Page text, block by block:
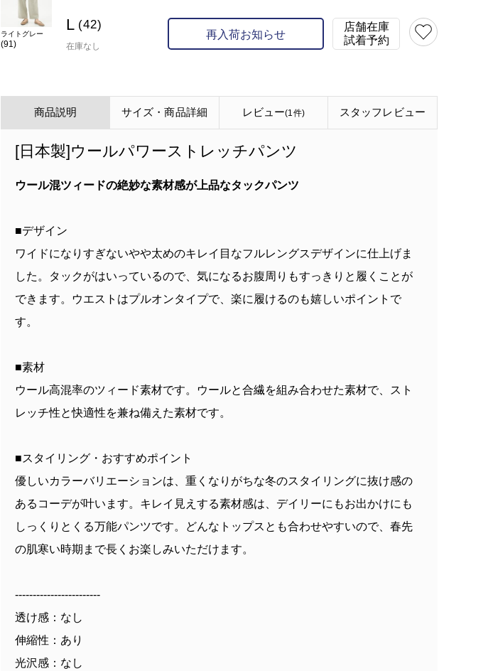
ライトグレー
(91)
L (42)
在庫なし
再入荷お知らせ
店舗在庫
試着予約
商品説明 サイズ・商品詳細 レビュー(1件) スタッフ レビュー
[日本製]ウールパワーストレッチパンツ
ウール混ツィードの絶妙な素材感が上品なタックパンツ
■デザイン
ワイドになりすぎないやや太めのキレイ目なフルレングスデザインに仕上げま
した。タックがはいっているので、気になるお腹周りもすっきりと履くことが
できます。ウエストはプルオンタイプで、楽に履けるのも嬉しいポイントで
す。
■素材
ウール高混率のツィード素材です。ウールと合繊を組み合わせた素材で、スト
レッチ性と快適性を兼ね備えた素材です。
■スタイリング・おすすめポイント
優しいカラーバリエーションは、重くなりがちな冬のスタイリングに抜け感の
あるコーデが叶います。キレイ見えする素材感は、デイリーにもお出かけにも
しっくりとくる万能パンツです。どんなトップスとも合わせやすいので、春先
の肌寒い時期まで長くお楽しみいただけます。
------------------------
透け感：なし
伸縮性：あり
光沢感：なし